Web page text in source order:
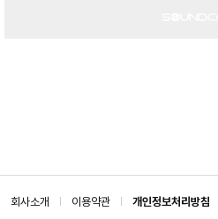
회사소개 이용약관 개인정보처리방침